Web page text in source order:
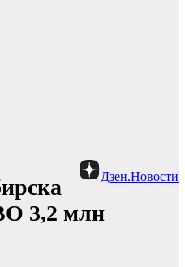
Дзен.Новости
3,2 млн